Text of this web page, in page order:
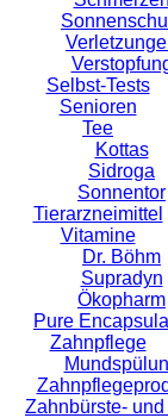
Selbst-Tests
Senioren
Tee
Kottas
Sidroga
Sonnentor
Tierarzneimittel
Vitamine
Dr. Böhm
Supradyn
Ökopharm
Pure
Zahnpflege
Zahnbürste- und